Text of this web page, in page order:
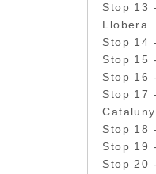
Stop 13
Llobera
Stop 14
Stop 15
Stop 16
Stop 17
Stop 18
Stop 19
Stop 20